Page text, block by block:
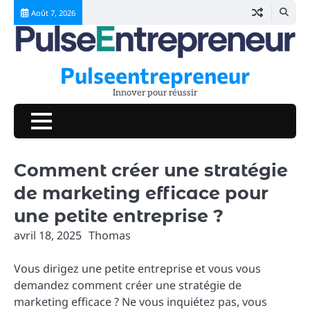
Skip
content
Août 7, 2026
Pulseentrepreneur
Innover pour réussir
Comment créer une stratégie
de marketing efficace pour
une petite entreprise ?
avril 18, 2025 Thomas
Vous dirigez une petite entreprise et vous vous
demandez comment créer une stratégie de
marketing efficace ? Ne vous inquiétez pas, vous